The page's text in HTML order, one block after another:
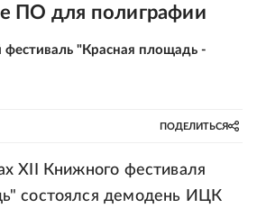
ПО для полиграфии
"Красная площадь -
ПОДЕЛИТЬСЯ
XII Книжного фестиваля
состоялся демодень ИЦК